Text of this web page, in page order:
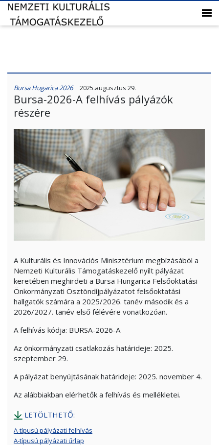
Bursa Hugarica 2026 2025.augusztus 29.
Bursa-2026-A felhívás pályázók
részére
A Kulturális és Innovációs Minisztérium megbízásából a
Nemzeti Kulturális Támogatáskezelő nyílt pályázat
keretében meghirdeti a Bursa Hungarica Felsőoktatási
Önkormányzati Ösztöndíjpályázatot felsőoktatási
hallgatók számára a 2025/2026. tanév második és a
2026/2027. tanév első félévére vonatkozóan.
A felhívás kódja: BURSA-2026-A
Az önkormányzati csatlakozás határideje: 2025.
szeptember 29.
A pályázat benyújtásának határideje: 2025. november 4.
Az alábbiakban elérhetők a felhívás és mellékletei.
LETÖLTHETŐ:
A-típusú pályázati felhívás
A-típusú pályázati űrlap